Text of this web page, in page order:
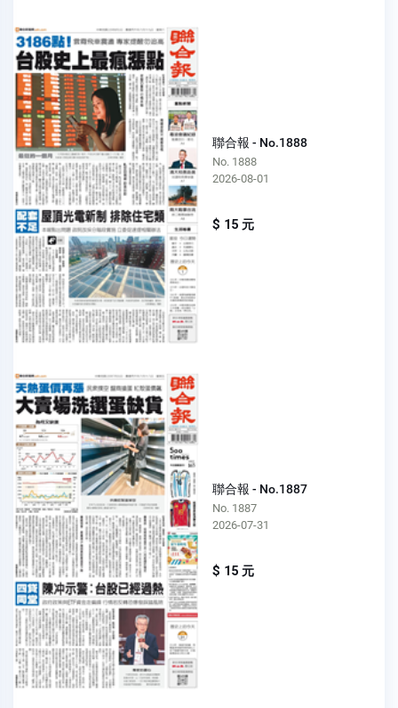
聯合報 - No.1888
No. 1888
2026-08-01
$ 15 元
聯合報 - No.1887
No. 1887
2026-07-31
$ 15 元